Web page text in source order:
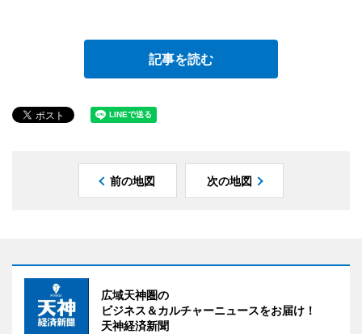
記事を読む
前の地図 次の地図
広域天神圏の
ビジネス＆カルチャーニュースをお届け！
天神経済新聞